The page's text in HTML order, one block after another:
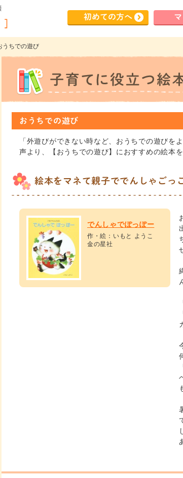
初めての方へ マ
うちでの遊び
おうちでの遊び
「外遊びができない時など、おうちでの遊び
声より、【おうちでの遊び】におすすめの絵本を
絵本をマネて親子ででんしゃごっ
でんしゃでぽっぽー
作・絵：いもと ようこ
金の星社